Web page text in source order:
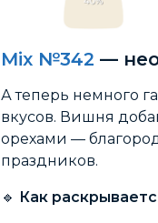
Mix №342 —
А теперь немного
вкусов. Вишня
орехами —
праздников.
🔹 Как